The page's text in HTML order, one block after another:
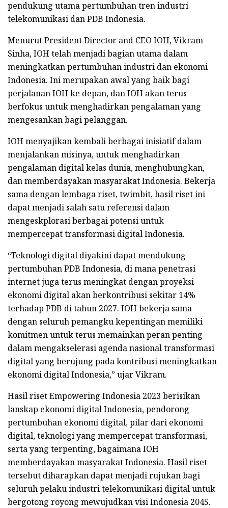
pendukung utama pertumbuhan tren industri
telekomunikasi dan PDB Indonesia.
Menurut President Director and CEO IOH, Vikram
Sinha, IOH telah menjadi bagian utama dalam
meningkatkan pertumbuhan industri dan ekonomi
Indonesia. Ini merupakan awal yang baik bagi
perjalanan IOH ke depan, dan IOH akan terus
berfokus untuk menghadirkan pengalaman yang
mengesankan bagi pelanggan.
IOH menyajikan kembali berbagai inisiatif dalam
menjalankan misinya, untuk menghadirkan
pengalaman digital kelas dunia, menghubungkan,
dan memberdayakan masyarakat Indonesia. Bekerja
sama dengan lembaga riset, twimbit, hasil riset ini
dapat menjadi salah satu referensi dalam
mengeskplorasi berbagai potensi untuk
mempercepat transformasi digital Indonesia.
“Teknologi digital diyakini dapat mendukung
pertumbuhan PDB Indonesia, di mana penetrasi
internet juga terus meningkat dengan proyeksi
ekonomi digital akan berkontribusi sekitar 14%
terhadap PDB di tahun 2027. IOH bekerja sama
dengan seluruh pemangku kepentingan memiliki
komitmen untuk terus memainkan peran penting
dalam mengakselerasi agenda nasional transformasi
digital yang berujung pada kontribusi meningkatkan
ekonomi digital Indonesia,” ujar Vikram.
Hasil riset Empowering Indonesia 2023 berisikan
lanskap ekonomi digital Indonesia, pendorong
pertumbuhan ekonomi digital, pilar dari ekonomi
digital, teknologi yang mempercepat transformasi,
serta yang terpenting, bagaimana IOH
memberdayakan masyarakat Indonesia. Hasil riset
tersebut diharapkan dapat menjadi rujukan bagi
seluruh pelaku industri telekomunikasi digital untuk
bergotong royong mewujudkan visi Indonesia 2045.